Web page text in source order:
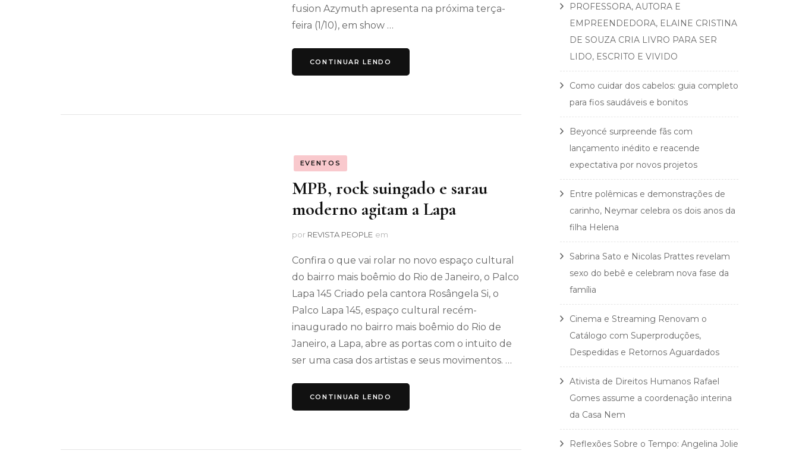
fusion Azymuth apresenta na próxima terça-
feira (1/10), em show …
CONTINUAR LENDO
EVENTOS
MPB, rock suingado e sarau
moderno agitam a Lapa
por REVISTA PEOPLE em
Confira o que vai rolar no novo espaço cultural
do bairro mais boêmio do Rio de Janeiro, o Palco
Lapa 145 Criado pela cantora Rosângela Si, o
Palco Lapa 145, espaço cultural recém-
inaugurado no bairro mais boêmio do Rio de
Janeiro, a Lapa, abre as portas com o intuito de
ser uma casa dos artistas e seus movimentos. …
CONTINUAR LENDO
PROFESSORA, AUTORA E
EMPREENDEDORA, ELAINE CRISTINA
DE SOUZA CRIA LIVRO PARA SER
LIDO, ESCRITO E VIVIDO
Como cuidar dos cabelos: guia completo
para fios saudáveis e bonitos
Beyoncé surpreende fãs com
lançamento inédito e reacende
expectativa por novos projetos
Entre polêmicas e demonstrações de
carinho, Neymar celebra os dois anos da
filha Helena
Sabrina Sato e Nicolas Prattes revelam
sexo do bebê e celebram nova fase da
família
Cinema e Streaming Renovam o
Catálogo com Superproduções,
Despedidas e Retornos Aguardados
Ativista de Direitos Humanos Rafael
Gomes assume a coordenação interina
da Casa Nem
Reflexões Sobre o Tempo: Angelina Jolie